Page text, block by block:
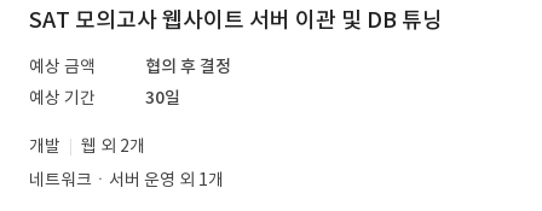
SAT 모의고사 웹사이트 서버 이관 및 DB 튜닝
예상 금액
협의 후 결정
예상 기간
30일
개발
웹 외 2개
네트워크ㆍ서버 운영 외 1개